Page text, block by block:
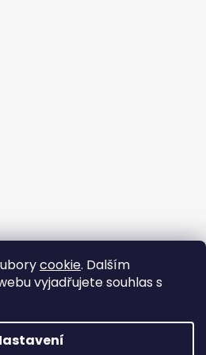
cookie. Dalším
vyjadřujete souhlas s